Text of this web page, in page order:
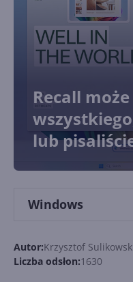
Recall
lub
Windows
Autor:Krzysztof Sulikowski
Liczba odsłon:1630